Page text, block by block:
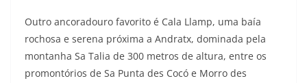
Outro ancoradouro favorito é Cala Llamp, uma baía
rochosa e serena próxima a Andratx, dominada pela
montanha Sa Talia de 300 metros de altura, entre os
promontórios de Sa Punta des Cocó e Morro des